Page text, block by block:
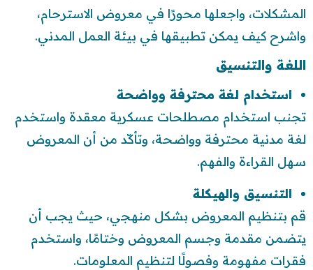
المشكلات، واجعلها محورًا في معروض الاسترحام،
واشرح كيف يمكن تطبيقها في بيئة العمل المدني.
اللغة والتنسيق
استخدام لغة محترفة وواضحة
تجنب استخدام مصطلحات عسكرية معقدة واستخدم
لغة مدنية محترفة وواضحة، وتأكّد من أن المعروض
سهل القراءة والفهم.
التنسيق والهيكلة
قم بتنظيم المعروض بشكل منهجي، حيث يجب أن
يتضمن مقدمة وجسم المعروض وختامًا، واستخدم
فقرات مفهومة وفصولًا لتنظيم المعلومات.